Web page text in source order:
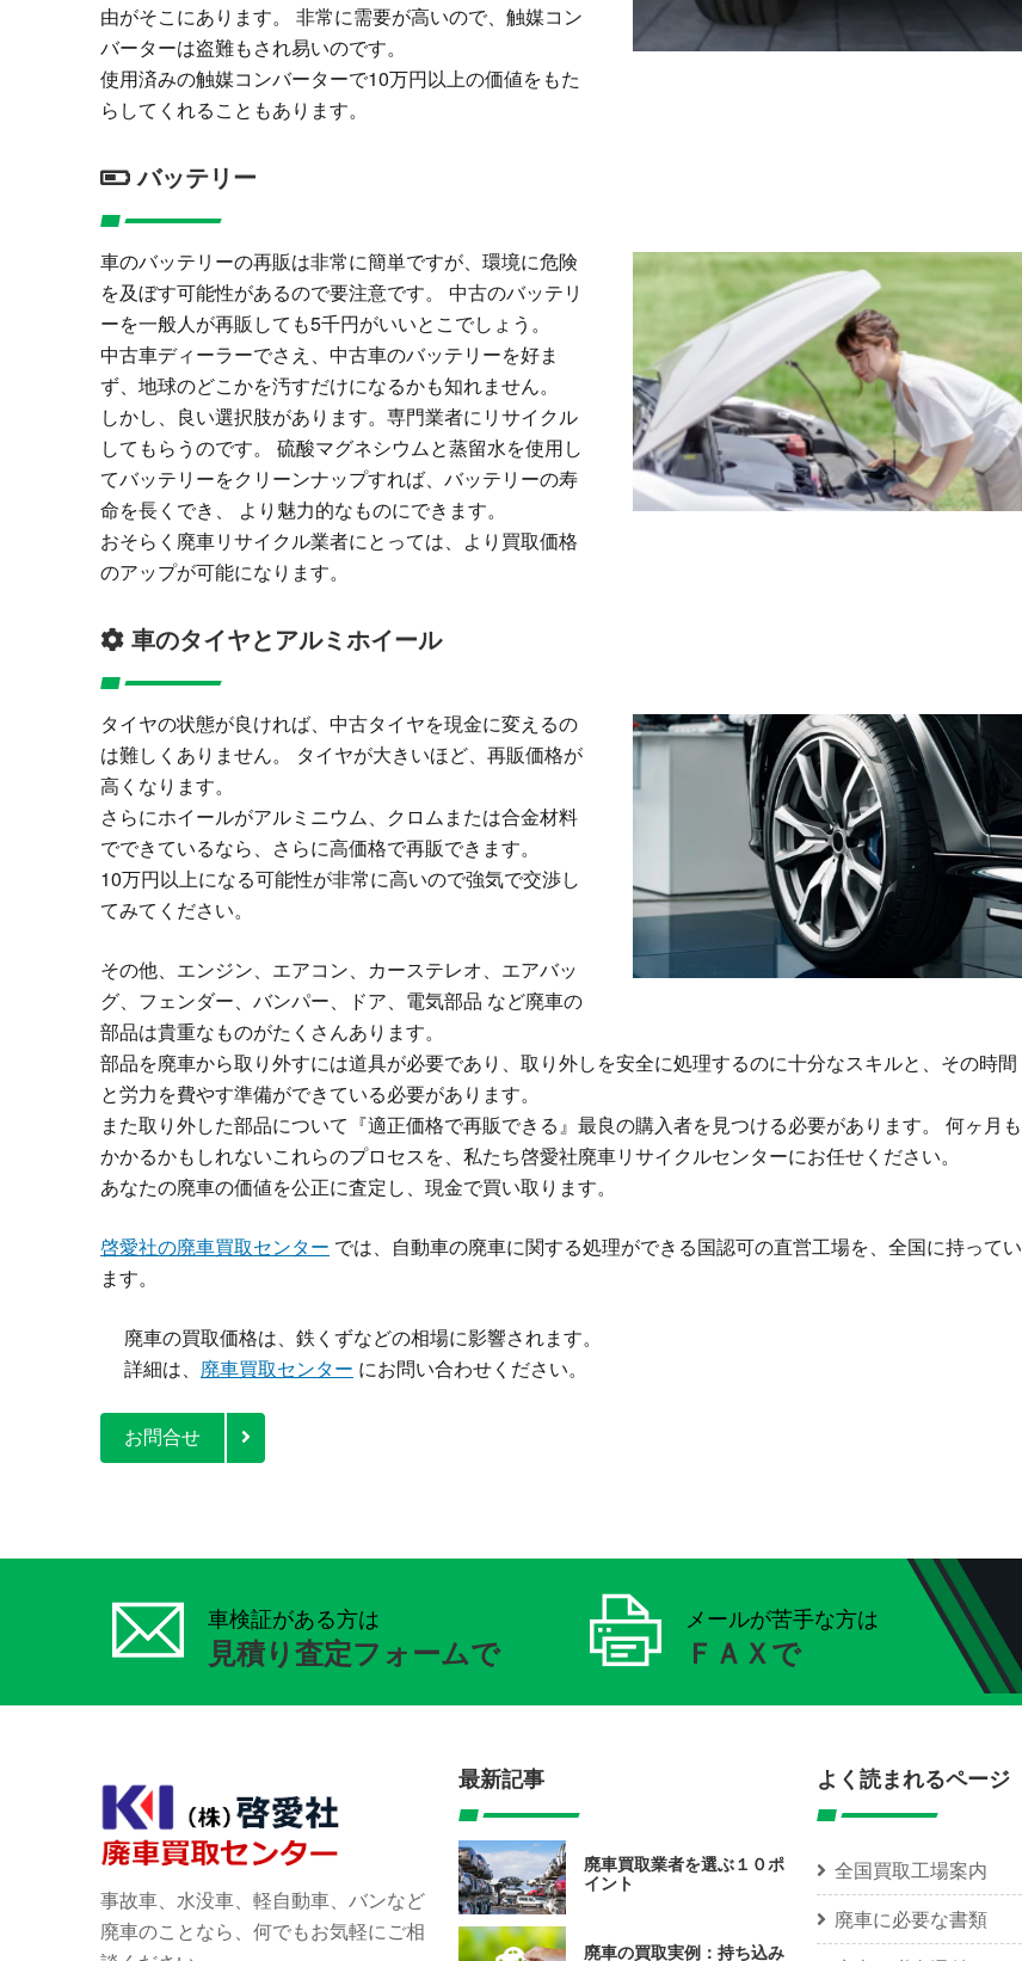
由がそこにあります。 非常に需要が高いので、触媒コン
バーターは盗難もされ易いのです。
使用済みの触媒コンバーターで10万円以上の価値をもた
らしてくれることもあります。
バッテリー
車のバッテリーの再販は非常に簡単ですが、環境に危険
を及ぼす可能性があるので要注意です。 中古のバッテリ
ーを一般人が再販しても5千円がいいとこでしょう。
中古車ディーラーでさえ、中古車のバッテリーを好ま
ず、地球のどこかを汚すだけになるかも知れません。
しかし、良い選択肢があります。専門業者にリサイクル
してもらうのです。 硫酸マグネシウムと蒸留水を使用し
てバッテリーをクリーンナップすれば、バッテリーの寿
命を長くでき、 より魅力的なものにできます。
おそらく廃車リサイクル業者にとっては、より買取価格
のアップが可能になります。
車のタイヤとアルミホイール
タイヤの状態が良ければ、中古タイヤを現金に変えるの
は難しくありません。 タイヤが大きいほど、再販価格が
高くなります。
さらにホイールがアルミニウム、クロムまたは合金材料
でできているなら、さらに高価格で再販できます。
10万円以上になる可能性が非常に高いので強気で交渉し
てみてください。
その他、エンジン、エアコン、カーステレオ、エアバッ
グ、フェンダー、バンパー、ドア、電気部品 など廃車の
部品は貴重なものがたくさんあります。
部品を廃車から取り外すには道具が必要であり、取り外しを安全に処理するのに十分なスキルと、その時間
と労力を費やす準備ができている必要があります。
また取り外した部品について『適正価格で再販できる』最良の購入者を見つける必要があります。 何ヶ月も
かかるかもしれないこれらのプロセスを、私たち啓愛社廃車リサイクルセンターにお任せください。
あなたの廃車の価値を公正に査定し、現金で買い取ります。
啓愛社の廃車買取センター では、自動車の廃車に関する処理ができる国認可の直営工場を、全国に持ってい
ます。
廃車の買取価格は、鉄くずなどの相場に影響されます。
詳細は、 廃車買取センター にお問い合わせください。
お問合せ
車検証がある方は
見積り査定フォームで
メールが苦手な方は
ＦＡＸで
事故車、水没車、軽自動車、バンなど
廃車のことなら、何でもお気軽にご相
最新記事
廃車買取業者を選ぶ１０ポ
イント
廃車の買取実例：持ち込み
よく読まれるページ
全国買取工場案内
廃車に必要な書類